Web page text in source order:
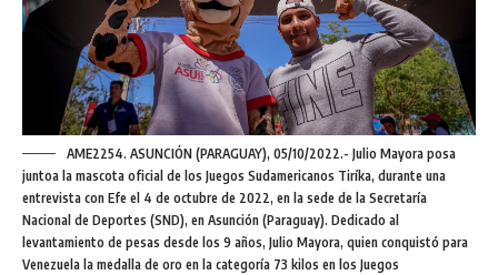
AME2254. ASUNCIÓN (PARAGUAY), 05/10/2022.- Julio Mayora posa
juntoa la mascota oficial de los Juegos Sudamericanos Tiríka, durante una
entrevista con Efe el 4 de octubre de 2022, en la sede de la Secretaría
Nacional de Deportes (SND), en Asunción (Paraguay). Dedicado al
levantamiento de pesas desde los 9 años, Julio Mayora, quien conquistó para
Venezuela la medalla de oro en la categoría 73 kilos en los Juegos